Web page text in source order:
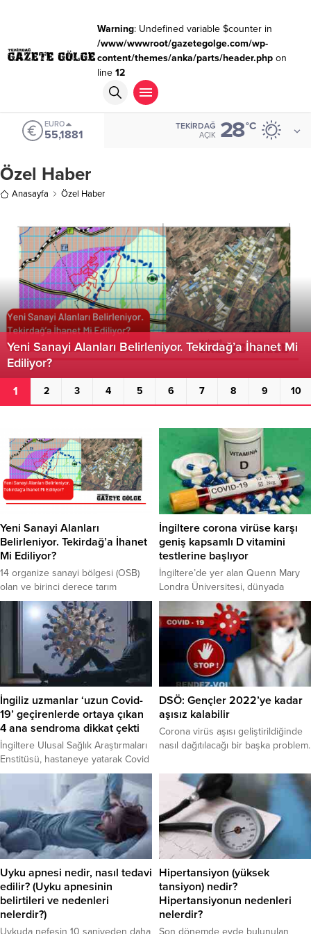
Warning: Undefined variable $counter in
/www/wwwroot/gazetegolge.com/wp-
content/themes/anka/parts/header.phpon
line 12
EURO
55,1881
TEKIRDAĞ
AÇIK 28°C
Özel Haber
Anasayfa Özel Haber
Sanayi Alanları Belirleniyor. Tekirdağ’a İhanet Mi
1 2 3 4 5 6 7 8 9 10
Yeni Sanayi Alanları
Belirleniyor. Tekirdağ’a İhanet
Mi Ediliyor?
14 organize sanayi bölgesi (OSB)
olan ve birinci derece tarım
topraklarına sahip Tekirdağ’da yeni
sanayi alanlarının belirlenmesi ve
organize sanayi bölgelerinin
kurulması planlanıyor. Trakya
bölgesinin Türkiye’de ve dünyada
tarımsal verimliliği en yüksek
alanlardan bir tanesi olduğuna
dikkat çeken uzmanlar ve STK
temsilcileri, tarım alanında stratejik
önem taşıyan bölgenin, tarım
dışına...
İngiltere corona virüse karşı
geniş kapsamlı D vitamini
testlerine başlıyor
İngiltere’de yer alan Quenn Mary
Londra Üniversitesi, dünyada
gerçekleştirilen en geniş kapsamlı
D vitamini testlerinden birine
başlayacağını açıkladı.
“CORONAVIT” adlı çalışmanın altı
ay boyunca süreceği ve Covid-19
ve diğer akut solunum yolu
enfeksiyonlarının riskini azaltıp
azalmayacağını görmek için çeşitli
yaş ve etnik gruplardan 5 bin
kişinin üzerinde
gerçekleştirilecceği açıklandı.
İngiliz uzmanlar ‘uzun Covid-
19’ geçirenlerde ortaya çıkan
4 ana sendroma dikkat çekti
İngiltere Ulusal Sağlık Araştırmaları
Enstitüsü, hastaneye yatarak Covid
tedavisi uygulanan kişilerde uzun
süren veya kalıcı hasarlar ortaya
çıktığını tespit etti. Uzmanların 4
başlıkta topladığı sendromlardan
yoğun bakım sonrası sendromu
(PICS); hastane yatan ve yoğun
bakıma alınan corona virüs
hastalarında, daha sonra ortaya
çıkan rahatsızlıkları içeriyor. Bu
kişiler, çok uzun...
DSÖ: Gençler 2022’ye kadar
aşısız kalabilir
Corona virüs aşısı geliştirildiğinde
nasıl dağıtılacağı bir başka problem.
Uyku apnesi nedir, nasıl tedavi
edilir? (Uyku apnesinin
belirtileri ve nedenleri
nelerdir?)
Uykuda nefesin 10 saniyeden daha
Hipertansiyon (yüksek
tansiyon) nedir?
Hipertansiyonun nedenleri
nelerdir?
Son dönemde evde bulunulan